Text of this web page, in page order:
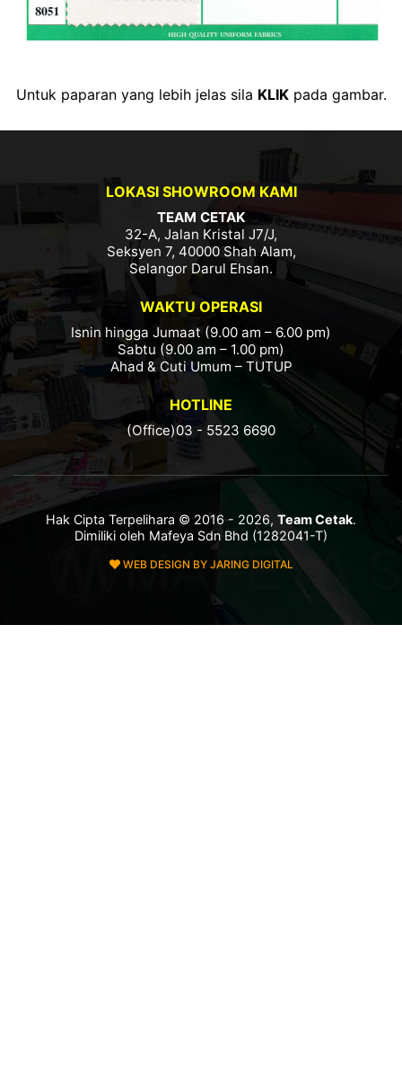
Untuk paparan yang lebih jelas sila KLIKpada gambar.
LOKASI SHOWROOM KAMI
TEAM CETAK
32-A, Jalan Kristal J7/J,
Seksyen 7, 40000 Shah Alam,
Selangor Darul Ehsan.
WAKTU OPERASI
Isnin hingga Jumaat (9.00 am – 6.00 pm)
Sabtu (9.00 am – 1.00 pm)
Ahad & Cuti Umum – TUTUP
HOTLINE
(Office)03 - 5523 6690
Hak Cipta Terpelihara © 2016 - 2026, Team Cetak.
Dimiliki oleh Mafeya Sdn Bhd (1282041-T)
WEB DESIGN BY JARING DIGITAL